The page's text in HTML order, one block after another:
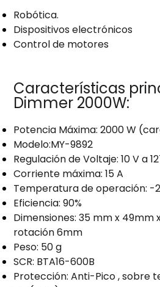
Robótica.
Dispositivos electrónicos
Control de motores
Características
Dimmer 2000W:
Potencia Máxima: 2000 W
Modelo:MY-9892
Regulación de Voltaje: 10 V a
Corriente máxima: 15 A
Temperatura de operación: -
Eficiencia: 90%
Dimensiones: 35 mm x 49mm
rotación 6mm
Peso: 50 g
SCR: BTA16-600B
Protección: Anti-Pico , sobre